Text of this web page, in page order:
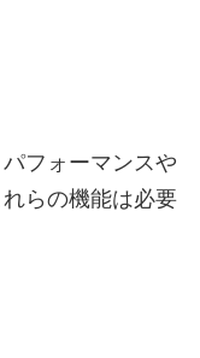
フォーマンスや
らの機能は必要